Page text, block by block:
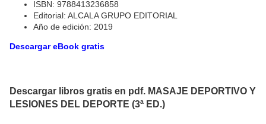
ISBN: 9788413236858
Editorial: ALCALA GRUPO EDITORIAL
Año de edición: 2019
Descargar eBook gratis
Descargar libros gratis en pdf. MASAJE DEPORTIVO Y
LESIONES DEL DEPORTE (3ª ED.)